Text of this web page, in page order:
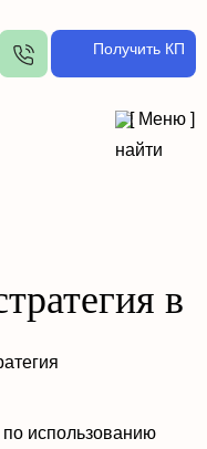
Получить КП
[ Меню ]
в
по использованию